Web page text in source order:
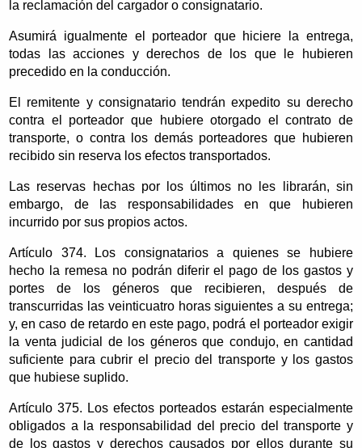
la reclamación del cargador o consignatario.
Asumirá igualmente el porteador que hiciere la entrega,
todas las acciones y derechos de los que le hubieren
precedido en la conducción.
El remitente y consignatario tendrán expedito su derecho
contra el porteador que hubiere otorgado el contrato de
transporte, o contra los demás porteadores que hubieren
recibido sin reserva los efectos transportados.
Las reservas hechas por los últimos no les librarán, sin
embargo, de las responsabilidades en que hubieren
incurrido por sus propios actos.
Artículo 374. Los consignatarios a quienes se hubiere
hecho la remesa no podrán diferir el pago de los gastos y
portes de los géneros que recibieren, después de
transcurridas las veinticuatro horas siguientes a su entrega;
y, en caso de retardo en este pago, podrá el porteador exigir
la venta judicial de los géneros que condujo, en cantidad
suficiente para cubrir el precio del transporte y los gastos
que hubiese suplido.
Artículo 375. Los efectos porteados estarán especialmente
obligados a la responsabilidad del precio del transporte y
de los gastos y derechos causados por ellos durante su